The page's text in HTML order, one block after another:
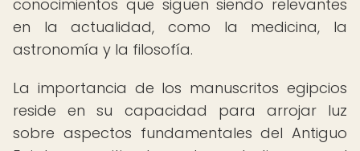
conocimientos que siguen siendo relevantes
en la actualidad, como la medicina, la
astronomía y la filosofía.
La importancia de los manuscritos egipcios
reside en su capacidad para arrojar luz
sobre aspectos fundamentales del Antiguo